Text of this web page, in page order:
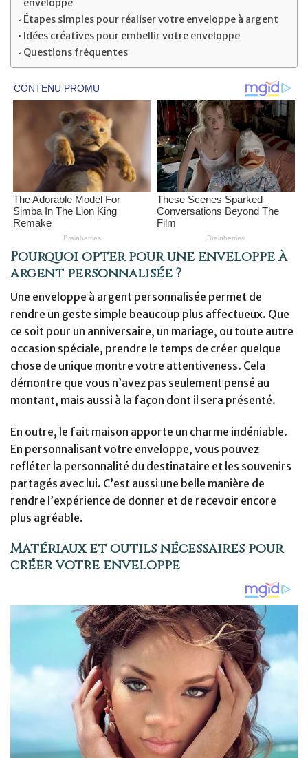
enveloppe
Étapes simples pour réaliser votre enveloppe à argent
Idées créatives pour embellir votre enveloppe
Questions fréquentes
Pourquoi opter pour une enveloppe à
argent personnalisée ?
Une enveloppe à argent personnalisée permet de
rendre un geste simple beaucoup plus affectueux. Que
ce soit pour un anniversaire, un mariage, ou toute autre
occasion spéciale, prendre le temps de créer quelque
chose de unique montre votre attentiveness. Cela
démontre que vous n’avez pas seulement pensé au
montant, mais aussi à la façon dont il sera présenté.
En outre, le fait maison apporte un charme indéniable.
En personnalisant votre enveloppe, vous pouvez
refléter la personnalité du destinataire et les souvenirs
partagés avec lui. C’est aussi une belle manière de
rendre l’expérience de donner et de recevoir encore
plus agréable.
Matériaux et outils nécessaires pour
créer votre enveloppe